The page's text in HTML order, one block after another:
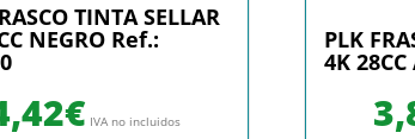
TINTA SELLAR
NEGRO Ref.:
€ IVA no incluidos
PLK
4K